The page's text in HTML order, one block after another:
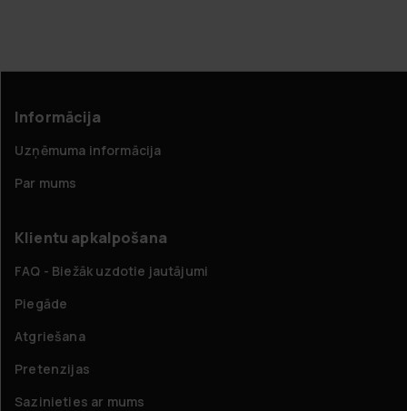
Informācija
Uzņēmuma informācija
Par mums
Klientu apkalpošana
FAQ - Biežāk uzdotie jautājumi
Piegāde
Atgriešana
Pretenzijas
Sazinieties ar mums